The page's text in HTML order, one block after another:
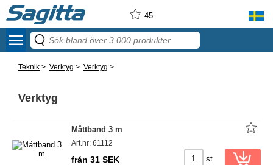
45
menu
Teknik > Verktyg > Verktyg >
Verktyg
Måttband 3 m
Art.nr: 61112
från 31 SEK st